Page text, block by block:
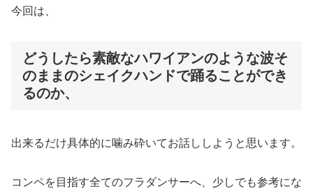
今回は、
どうしたら素敵なハワイアンのような波そ
のままのシェイクハンドで踊ることができ
るのか、
出来るだけ具体的に噛み砕いてお話ししようと思います。
コンペを目指す全てのフラダンサーへ、少しでも参考にな